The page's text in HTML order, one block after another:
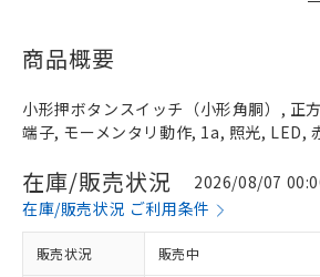
商品概要
小形押ボタンスイッチ（小形角胴）, 正
端子, モーメンタリ動作, 1a, 照光, LED,
在庫/販売状況
2026/08/07
在庫/販売状況 ご利用条件
販売状況 販売中